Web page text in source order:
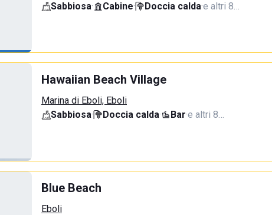
Sabbiosa· Cabine· Doccia calda·e altri 8…
Hawaiian Beach Village
Marina di Eboli, Eboli
Sabbiosa· Doccia calda· Bar·e altri 8…
Blue Beach
Eboli